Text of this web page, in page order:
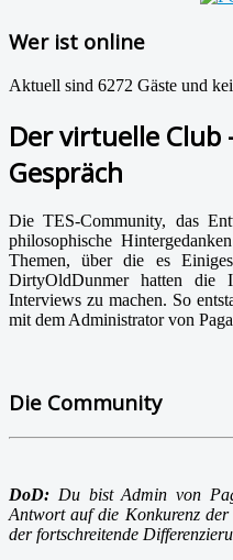
Wer ist online
Aktuell sind 6272 Gäste und
Der virtuelle Club
Gespräch
Die TES-Community, das
philosophische
Themen, über die es
DirtyOldDunmer hatten die
Interviews zu machen. So
mit dem Administrator von
Die Community
DoD: Du bist Admin von
Antwort auf die Konkurenz
der fortschreitende